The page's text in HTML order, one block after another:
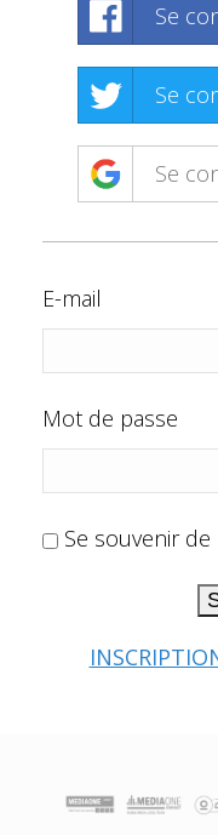
Se
Se
Se
E-mail
Mot de passe
Se souvenir de